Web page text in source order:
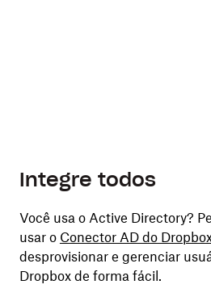
Integre todos
Você usa o Active Directory?
usar o Conector AD do
desprovisionar e gerenciar
Dropbox de forma fácil.